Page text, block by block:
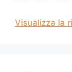
Visualizza la